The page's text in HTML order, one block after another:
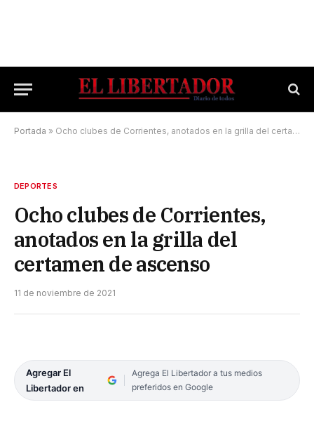
Portada » Ocho clubes de Corrientes, anotados en la grilla del certamen de ascenso
DEPORTES
Ocho clubes de Corrientes,
anotados en la grilla del
certamen de ascenso
11 de noviembre de 2021
Agregar El
Libertador en
Agrega El Libertador a tus medios
preferidos en Google